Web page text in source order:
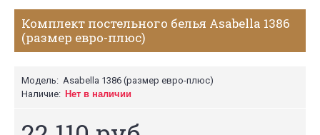
Комплект постельного белья Asabella 1386
(размер евро-плюс)
Модель: Asabella 1386 (размер евро-плюс)
Наличие: Нет в наличии